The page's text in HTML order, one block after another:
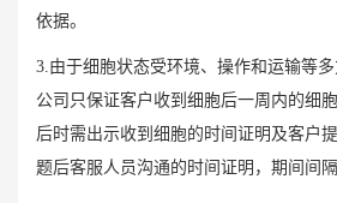
依据。
3.由于细胞状态受环境、操作和运输等
公司只保证客户收到细胞后一周内的细
后时需出示收到细胞的时间证明及客户
题后客服人员沟通的时间证明，期间间